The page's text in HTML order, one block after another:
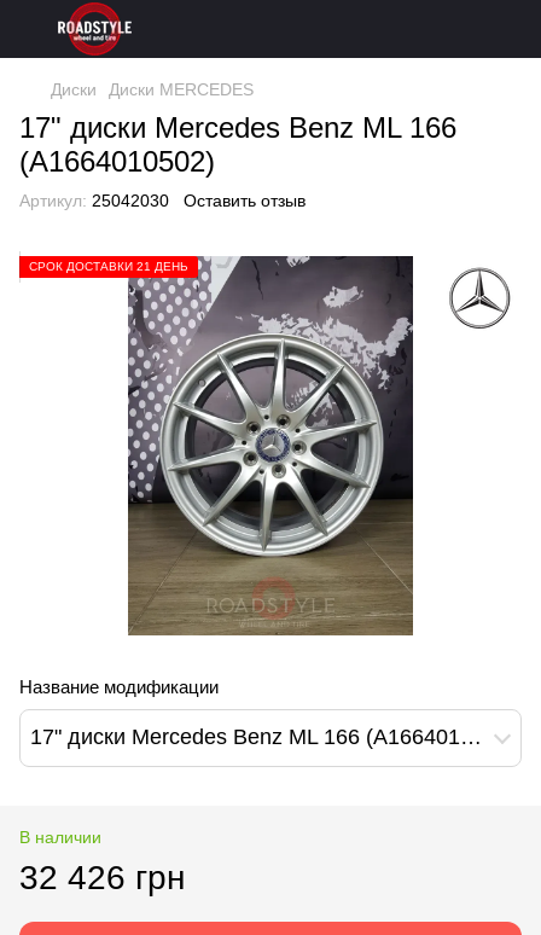
Диски Диски MERCEDES
17" диски Mercedes Benz ML 166
(A1664010502)
Артикул: 25042030 Оставить отзыв
СРОК ДОСТАВКИ 21 ДЕНЬ
Название модификации
17" диски Mercedes Benz ML 166 (A1664010502)
В наличии
32 426 грн